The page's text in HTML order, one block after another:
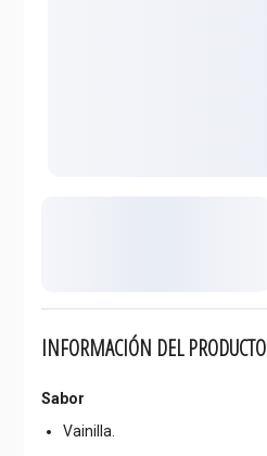
INFORMACIÓN DEL PRODUCTO
Sabor
Vainilla.